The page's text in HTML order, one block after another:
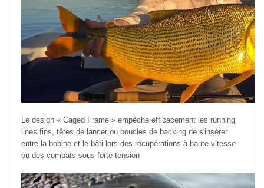
Le design « Caged Frame » empêche efficacement les running
lines fins, têtes de lancer ou boucles de backing de s'insérer
entre la bobine et le bâti lors des récupérations à haute vitesse
ou des combats sous forte tension